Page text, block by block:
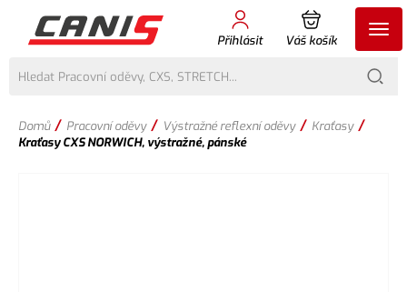
Přihlásit Váš košík
Domů / Pracovní oděvy / Výstražné reflexní oděvy / Kraťasy /
Kraťasy CXS NORWICH, výstražné, pánské